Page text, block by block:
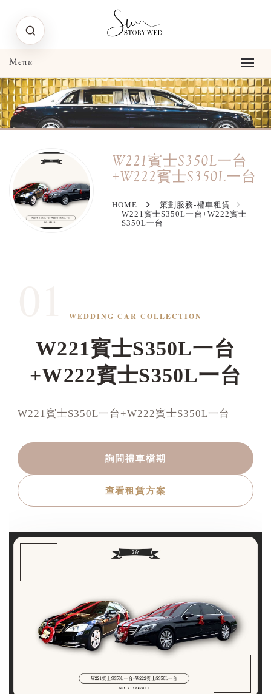
W221賓士S350L一台
+W222賓士S350L一台
HOME
策劃服務-禮車租賃
W221賓士S350L一台+W222賓士
S350L一台
WEDDING CAR COLLECTION
W221賓士S350L一台
+W222賓士S350L一台
W221賓士S350L一台+W222賓士S350L一台
詢問禮車檔期
查看租賃方案